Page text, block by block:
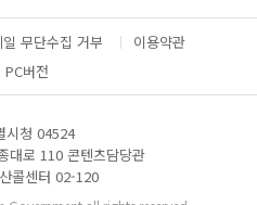
서
다
운
드
일 무단수집 거부
이용약관
PC버전
시청 04524
대로 110 콘텐츠담당관
콜센터 02-120